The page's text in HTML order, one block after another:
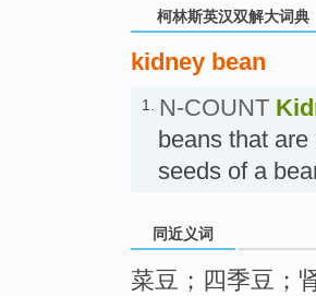
柯林斯英汉双解大词典
kidney bean
1. N-COUNT
beans that
seeds of a
同近义词
菜豆；四季豆；